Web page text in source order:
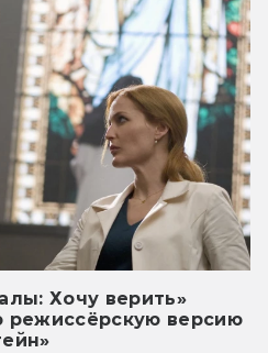
Хочу верить»
режиссёрскую версию